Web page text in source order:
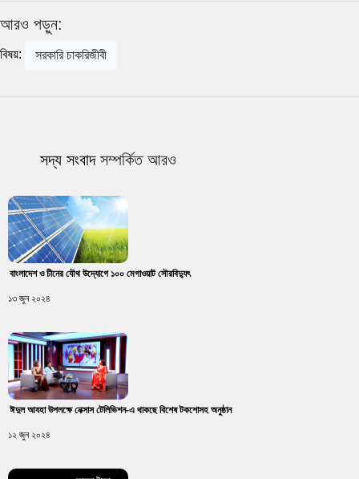
আরও পড়ুন:
বিষয়: সরকারি চাকরিজীবী
সদ্য সংবাদসম্পর্কিত আরও
বাংলাদেশ ও চীনের যৌথ উদ্যোগে ১০০ মেগাওয়াট সৌরবিদ্যুৎ
১৩ জুন ২০২৪
ঈদুল আযহা উপলক্ষে নেক্সাস টেলিভিশন-এ থাকছে বিশেষ টকশোসহ অনুষ্ঠান
১২ জুন ২০২৪